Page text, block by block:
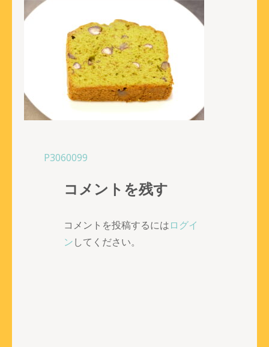
投
P3060099
コメントを残す
コメントを投稿するにはログイ
ンしてください。